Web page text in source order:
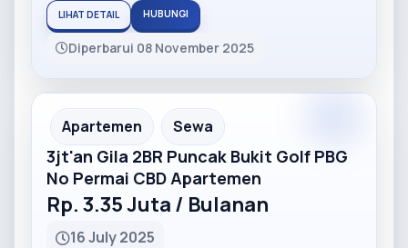
LIHAT DETAIL HUBUNGI
Diperbarui 08 November 2025
Partner Ad
Apartemen Sewa
3jt'an Gila 2BR Puncak Bukit Golf PBG
No Permai CBD Apartemen
Rp. 3.35 Juta / Bulanan
16 July 2025